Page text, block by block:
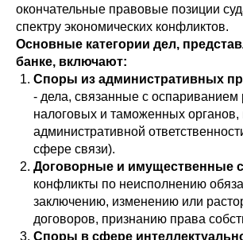
окончательные правовые позиции
спектру экономических конфликтов.
Основные категории дел,
банке, включают:
Споры из административных
- дела, связанные с
налоговых и таможенных органов,
административной
сфере связи).
Договорные и имущественные
конфликты по неисполнению
заключению, изменению или
договоров, признанию права
Споры в сфере